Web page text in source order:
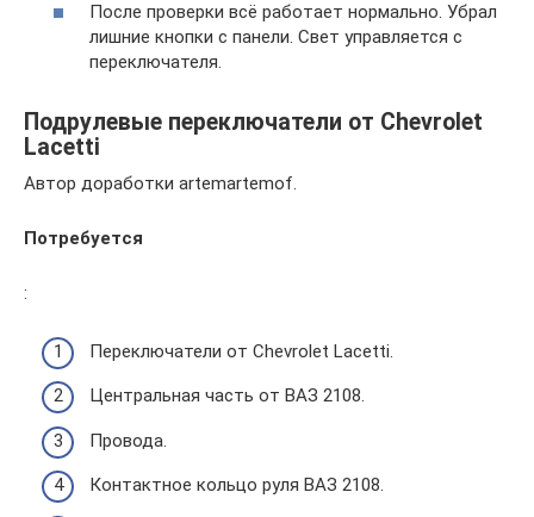
После проверки всё работает нормально. Убрал
лишние кнопки с панели. Свет управляется с
переключателя.
Подрулевые переключатели от Chevrolet
Lacetti
Автор доработки artemartemof.
Потребуется
:
Переключатели от Chevrolet Lacetti.
Центральная часть от ВАЗ 2108.
Провода.
Контактное кольцо руля ВАЗ 2108.